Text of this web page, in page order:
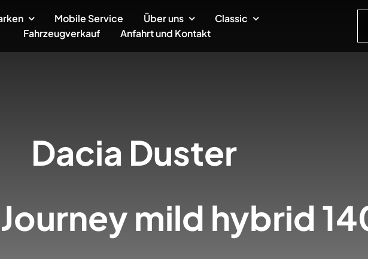
Mobile Service Über uns
Classic
Fahrzeugverkauf
Anfahrt und Kontakt
Dacia Duster
mild hybrid